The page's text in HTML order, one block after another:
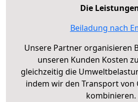
Die
Beiladung nach
Unsere Partner organisieren
unseren Kunden Kosten
gleichzeitig die
indem wir den Transport von
kombinieren.